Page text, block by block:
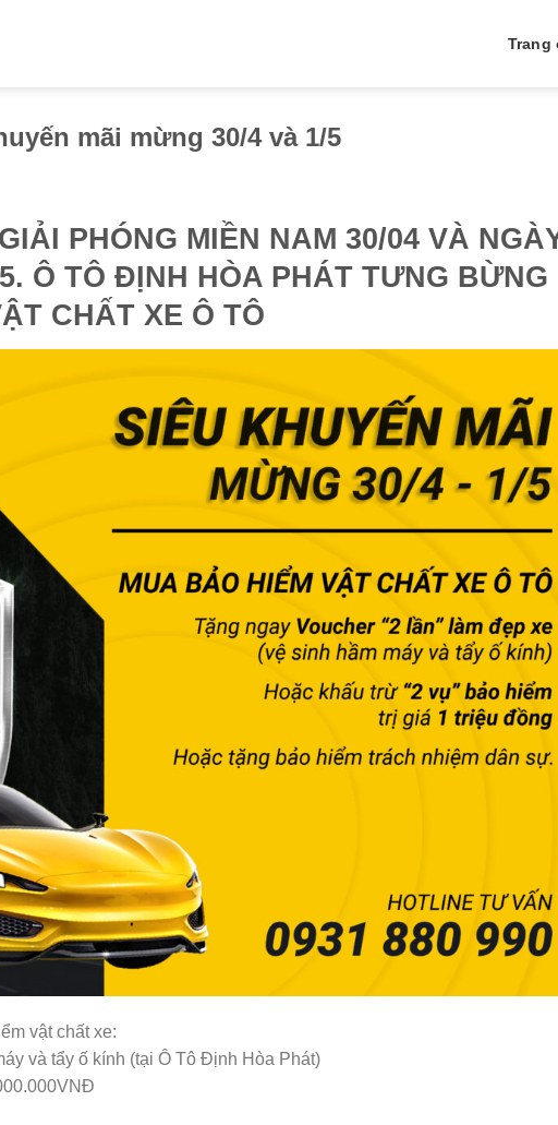
Trang
mãi mừng 30/4 và 1/5
PHÓNG MIỀN NAM 30/04 VÀ
Ô TÔ ĐỊNH HÒA PHÁT TƯNG BỪNG
CHẤT XE Ô TÔ
vật chất xe:
và tẩy ố kính (tại Ô Tô Định Hòa Phát)